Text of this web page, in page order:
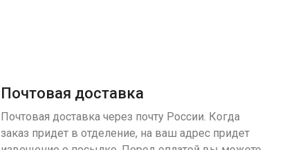
Почтовая доставка
Почтовая доставка через почту России. Когда
заказ придет в отделение, на ваш адрес придет